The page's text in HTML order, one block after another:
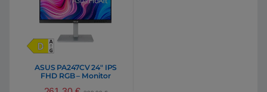
ASUS PA247CV 24″ IPS
FHD RGB – Monitor